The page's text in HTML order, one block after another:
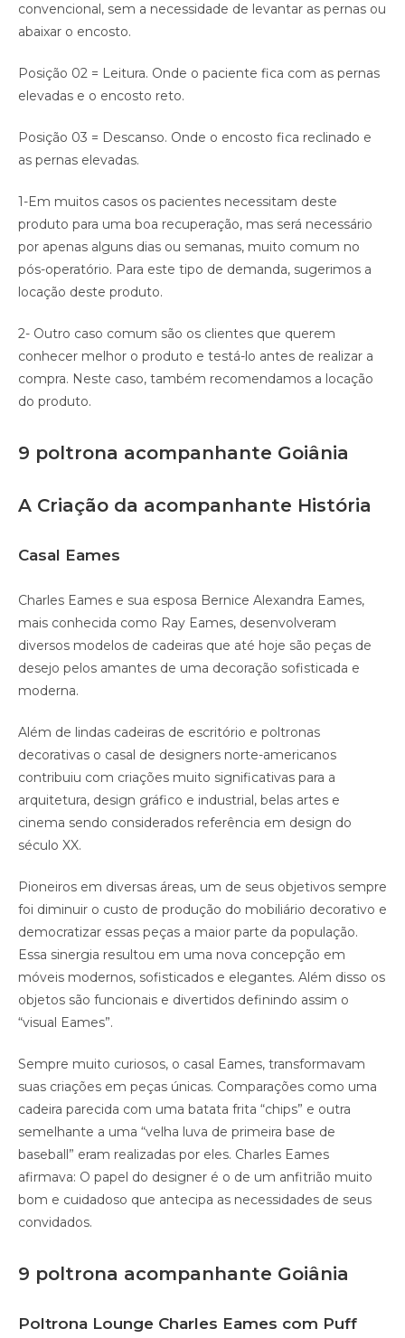
convencional, sem a necessidade de levantar as pernas ou
abaixar o encosto.
Posição 02 = Leitura. Onde o paciente fica com as pernas
elevadas e o encosto reto.
Posição 03 = Descanso. Onde o encosto fica reclinado e
as pernas elevadas.
1-Em muitos casos os pacientes necessitam deste
produto para uma boa recuperação, mas será necessário
por apenas alguns dias ou semanas, muito comum no
pós-operatório. Para este tipo de demanda, sugerimos a
locação deste produto.
2- Outro caso comum são os clientes que querem
conhecer melhor o produto e testá-lo antes de realizar a
compra. Neste caso, também recomendamos a locação
do produto.
9 poltrona acompanhante Goiânia
A Criação da acompanhante História
Casal Eames
Charles Eames e sua esposa Bernice Alexandra Eames,
mais conhecida como Ray Eames, desenvolveram
diversos modelos de cadeiras que até hoje são peças de
desejo pelos amantes de uma decoração sofisticada e
moderna.
Além de lindas cadeiras de escritório e poltronas
decorativas o casal de designers norte-americanos
contribuiu com criações muito significativas para a
arquitetura, design gráfico e industrial, belas artes e
cinema sendo considerados referência em design do
século XX.
Pioneiros em diversas áreas, um de seus objetivos sempre
foi diminuir o custo de produção do mobiliário decorativo e
democratizar essas peças a maior parte da população.
Essa sinergia resultou em uma nova concepção em
móveis modernos, sofisticados e elegantes. Além disso os
objetos são funcionais e divertidos definindo assim o
“visual Eames”.
Sempre muito curiosos, o casal Eames, transformavam
suas criações em peças únicas. Comparações como uma
cadeira parecida com uma batata frita “chips” e outra
semelhante a uma “velha luva de primeira base de
baseball” eram realizadas por eles. Charles Eames
afirmava: O papel do designer é o de um anfitrião muito
bom e cuidadoso que antecipa as necessidades de seus
convidados.
9 poltrona acompanhante Goiânia
Poltrona Lounge Charles Eames com Puff